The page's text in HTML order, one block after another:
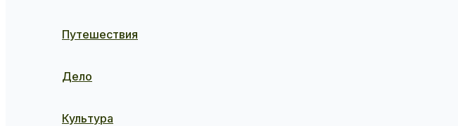
Путешествия
Дело
Культура